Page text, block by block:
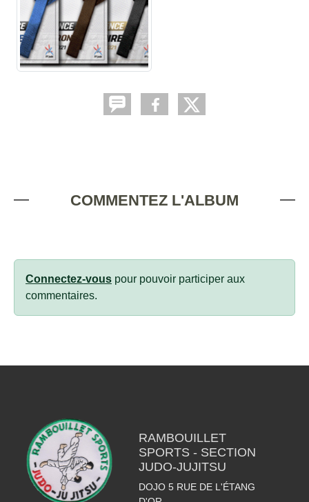
COMMENTEZ L'ALBUM
Connectez-vous pour pouvoir participer aux
commentaires.
RAMBOUILLET
SPORTS - SECTION
JUDO-JUJITSU
DOJO 5 RUE DE L'ÉTANG